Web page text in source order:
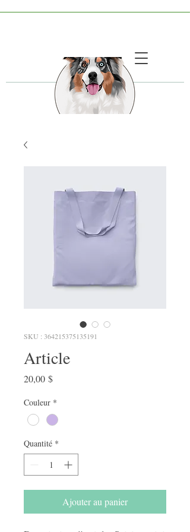
RÉPONSE EN 24H
SKU : 364215375135191
Article
20,00 $Prix
Couleur *
Quantité *
Ajouter au panier